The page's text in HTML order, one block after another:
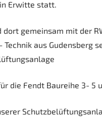
Erwitte statt.
dort gemeinsam mit der
Technik aus Gudensberg
die Fendt Baureihe 3- 5